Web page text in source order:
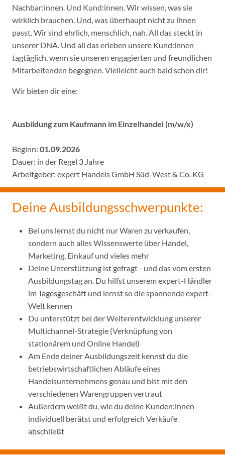
Nachbar:innen. Und Kund:innen. Wir wissen, was sie
wirklich brauchen. Und, was überhaupt nicht zu ihnen
passt. Wir sind ehrlich, menschlich, nah. All das steckt in
unserer DNA. Und all das erleben unsere Kund:innen
tagtäglich, wenn sie unseren engagierten und freundlichen
Mitarbeitenden begegnen. Vielleicht auch bald schon dir!
Wir bieten dir eine:
Ausbildung zum Kaufmann im Einzelhandel (m/w/x)
Beginn: 01.09.2026
Dauer: in der Regel 3 Jahre
Arbeitgeber: expert Handels GmbH Süd-West & Co. KG
Deine Ausbildungsschwerpunkte:
Bei uns lernst du nicht nur Waren zu verkaufen,
sondern auch alles Wissenswerte über Handel,
Marketing, Einkauf und vieles mehr
Deine Unterstützung ist gefragt - und das vom ersten
Ausbildungstag an. Du hilfst unserem expert-Händler
im Tagesgeschäft und lernst so die spannende expert-
Welt kennen
Du unterstützt bei der Weiterentwicklung unserer
Multichannel-Strategie (Verknüpfung von
stationärem und Online Handel)
Am Ende deiner Ausbildungszeit kennst du die
betriebswirtschaftlichen Abläufe eines
Handelsunternehmens genau und bist mit den
verschiedenen Warengruppen vertraut
Außerdem weißt du, wie du deine Kunden:innen
individuell berätst und erfolgreich Verkäufe
abschließt